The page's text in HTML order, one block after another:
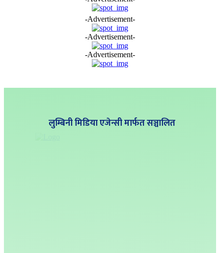
-Advertisement-
-Advertisement-
-Advertisement-
लुम्बिनी मिडिया एजेन्सी मार्फत सञ्चालित